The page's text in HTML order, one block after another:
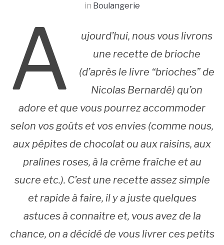
in Boulangerie
A
ujourd’hui, nous vous livrons
une recette de brioche
(d’après le livre “brioches” de
Nicolas Bernardé) qu’on
adore et que vous pourrez accommoder
selon vos goûts et vos envies (comme nous,
aux pépites de chocolat ou aux raisins, aux
pralines roses, à la crème fraîche et au
sucre etc.). C’est une recette assez simple
et rapide à faire, il y a juste quelques
astuces à connaitre et, vous avez de la
chance, on a décidé de vous livrer ces petits